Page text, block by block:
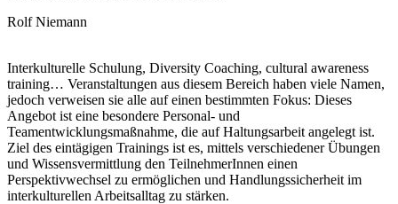
Rolf Niemann
Interkulturelle Schulung, Diversity Coaching, cultural awareness
training… Veranstaltungen aus diesem Bereich haben viele Namen,
jedoch verweisen sie alle auf einen bestimmten Fokus: Dieses
Angebot ist eine besondere Personal- und
Teamentwicklungsmaßnahme, die auf Haltungsarbeit angelegt ist.
Ziel des eintägigen Trainings ist es, mittels verschiedener Übungen
und Wissensvermittlung den TeilnehmerInnen einen
Perspektivwechsel zu ermöglichen und Handlungssicherheit im
interkulturellen Arbeitsalltag zu stärken.